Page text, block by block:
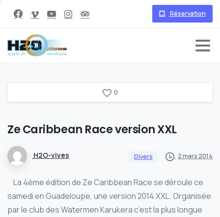
Réservation
0
ZeCaribbean RaceversionXXL
H2O-vives Divers 2 mars 2014
La 4ème édition de Ze Caribbean Race se déroule ce
samedi en Guadeloupe, une version 2014 XXL. Organisée
par le club des Watermen Karukera c’est la plus longue